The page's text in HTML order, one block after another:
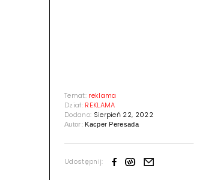
Temat: reklama
Dział: REKLAMA
Dodano: Sierpień 22, 2022
Autor:Kacper Peresada
Udostępnij: